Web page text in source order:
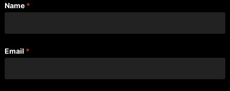
Name *
Email *